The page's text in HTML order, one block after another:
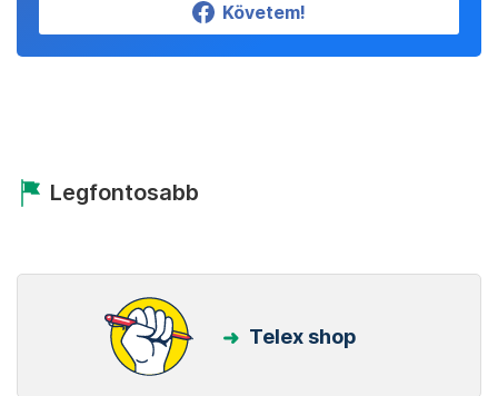
Követem!
Legfontosabb
Telex shop